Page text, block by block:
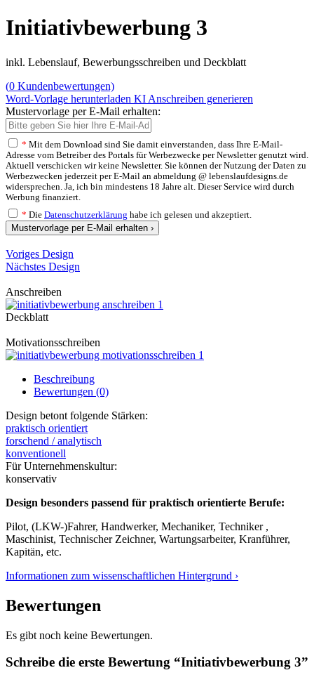
Initiativbewerbung 3
inkl. Lebenslauf, Bewerbungsschreiben und Deckblatt
(0 Kundenbewertungen)
Word-Vorlage herunterladen KI Anschreiben generieren
Mustervorlage per E-Mail erhalten:
* Mit dem Download sind Sie damit einverstanden, dass Ihre E-Mail-
Adresse vom Betreiber des Portals für Werbezwecke per Newsletter genutzt wird.
Aktuell verschicken wir keine Newsletter. Sie können der Nutzung der Daten zu
Werbezwecken jederzeit per E-Mail an abmeldung @ lebenslaufdesigns.de
widersprechen. Ja, ich bin mindestens 18 Jahre alt. Dieser Service wird durch
Werbung finanziert.
* Die Datenschutzerklärung habe ich gelesen und akzeptiert.
Mustervorlage per E-Mail erhalten ›
Voriges Design
Nächstes Design
Anschreiben
Deckblatt
Motivationsschreiben
Beschreibung
Bewertungen (0)
Design betont folgende Stärken:
praktisch orientiert
forschend / analytisch
konventionell
Für Unternehmenskultur:
konservativ
Design besonders passend für praktisch orientierte Berufe:
Pilot, (LKW-)Fahrer, Handwerker, Mechaniker, Techniker ,
Maschinist, Technischer Zeichner, Wartungsarbeiter, Kranführer,
Kapitän, etc.
Informationen zum wissenschaftlichen Hintergrund ›
Bewertungen
Es gibt noch keine Bewertungen.
Schreibe die erste Bewertung “Initiativbewerbung 3”